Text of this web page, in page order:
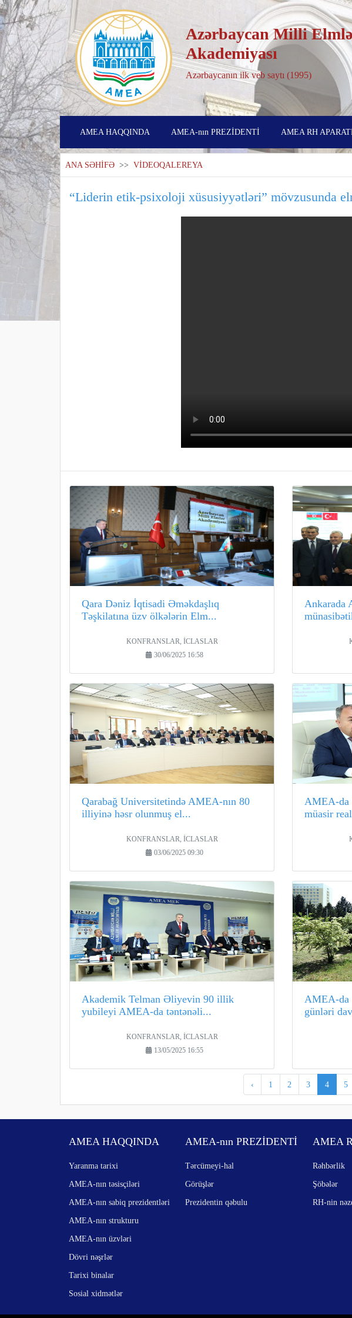
Azərbaycan Milli
Akademiyası
Azərbaycanın ilk veb saytı (1995)
AMEA HAQQINDA AMEA-nın PREZİDENTİ AMEA RH
ANA SƏHİFƏ >> VİDEOQALEREYA
“Liderin etik-psixoloji xüsusiyyətləri” mövzusunda
Qara Dəniz İqtisadi Əməkdaşlıq
Təşkilatına üzv ölkələrin Elm...
KONFRANSLAR, İCLASLAR
30/06/2025 16:58
Ankarada
Qarabağ Universitetində AMEA-nın 80
illiyinə həsr olunmuş el...
KONFRANSLAR, İCLASLAR
03/06/2025 09:30
AMEA-da
müasir
Akademik Telman Əliyevin 90 illik
yubileyi AMEA-da təntənəli...
KONFRANSLAR, İCLASLAR
13/05/2025 16:55
AMEA-da
günləri
‹ 1 2 3 4 5
AMEA HAQQINDA
Yaranma tarixi
AMEA-nın təsisçiləri
AMEA-nın sabiq prezidentləri
AMEA-nın strukturu
AMEA-nın üzvləri
Dövri nəşrlər
Tarixi binalar
Sosial xidmətlər
AMEA-nın PREZİDENTİ
Tərcümeyi-hal
Görüşlər
Prezidentin qəbulu
AMEA
Rəhbərlik
Şöbələr
RH-nin